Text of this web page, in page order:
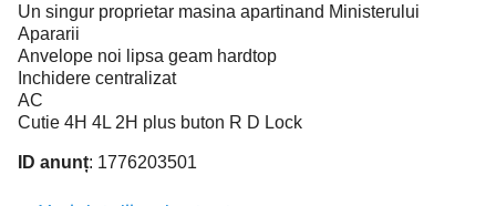
Un singur proprietar masina apartinand Ministerului
Apararii
Anvelope noi lipsa geam hardtop
Inchidere centralizat
AC
Cutie 4H 4L 2H plus buton R D Lock
ID anunț: 1776203501